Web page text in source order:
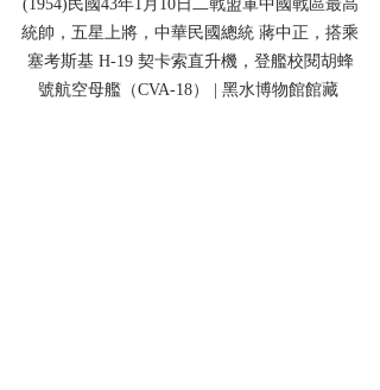
(1954)民國43年1月10日二戰盟軍中國戰區最高
統帥，五星上將，中華民國總統 蔣中正，搭乘
塞考斯基 H-19 契卡索直升機，登艦校閱胡蜂
號航空母艦（CVA-18） | 黑水博物館館藏